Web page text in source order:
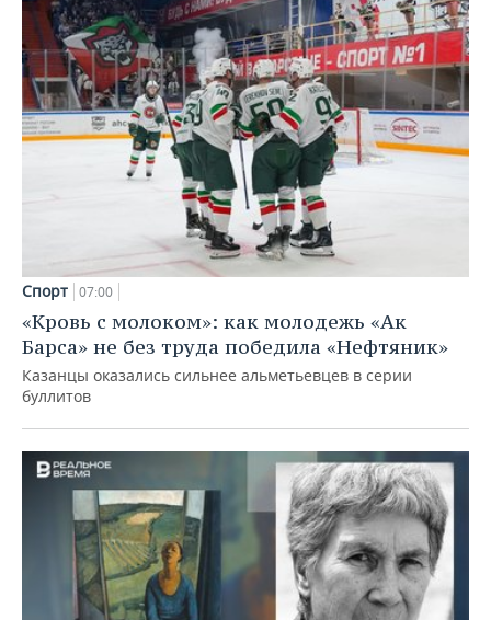
Спорт 07:00
«Кровь с молоком»: как молодежь «Ак
Барса» не без труда победила «Нефтяник»
Казанцы оказались сильнее альметьевцев в серии
буллитов